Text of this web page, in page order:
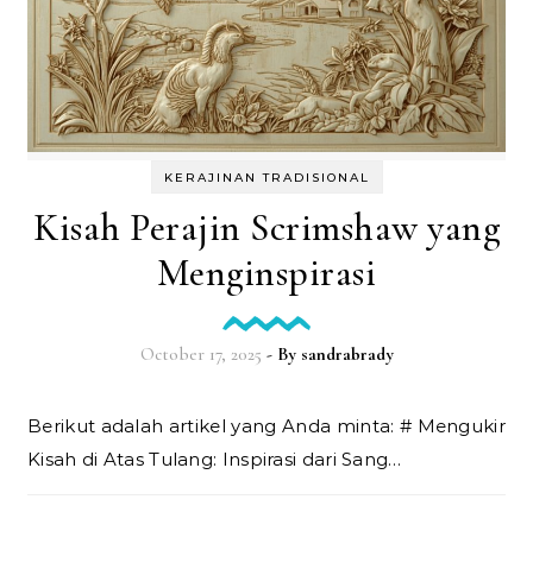
KERAJINAN TRADISIONAL
Kisah Perajin Scrimshaw yang
Menginspirasi
October 17, 2025 - By sandrabrady
Berikut adalah artikel yang Anda minta: # Mengukir
Kisah di Atas Tulang: Inspirasi dari Sang…